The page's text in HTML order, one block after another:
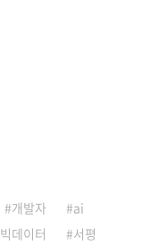
개발자
ai
빅데이터 서평